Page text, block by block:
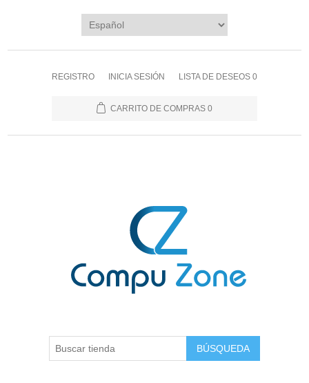
REGISTRO INICIA SESIÓN LISTA DE DESEOS 0
CARRITO DE COMPRAS 0
BÚSQUEDA